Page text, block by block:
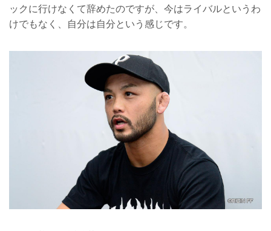
ックに行けなくて辞めたのですが、今はライバルというわ
けでもなく、自分は自分という感じです。